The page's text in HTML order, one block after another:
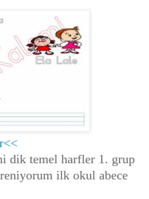
dik temel harfler 1. grup
ilk okul abece